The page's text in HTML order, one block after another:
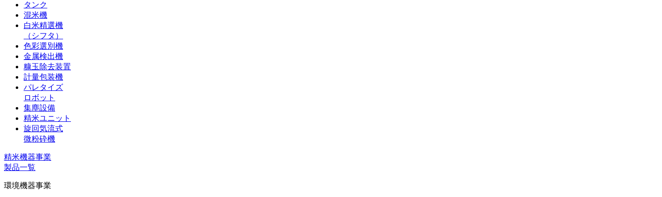
タンク
混米機
白米精選機
（シフタ）
色彩選別機
金属検出機
糠玉除去装置
計量包装機
パレタイズ
ロボット
集塵設備
精米ユニット
旋回気流式
微粉砕機
精米機器事業
製品一覧
環境機器事業